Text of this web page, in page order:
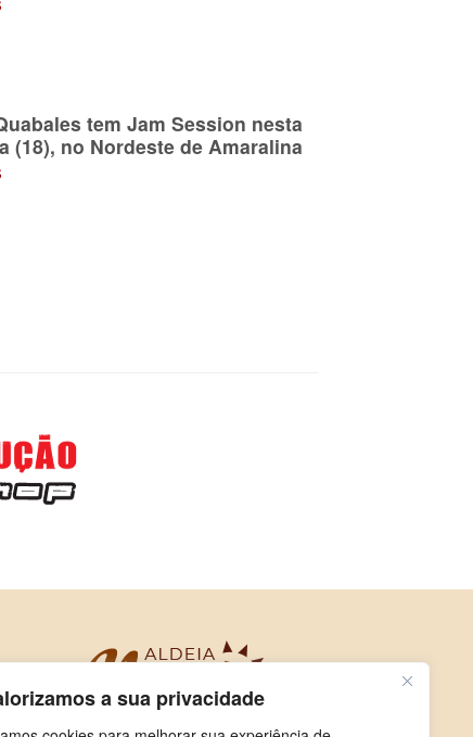
a sua privacidade
tem Jam Session nesta
(18), no Nordeste de Amaralina